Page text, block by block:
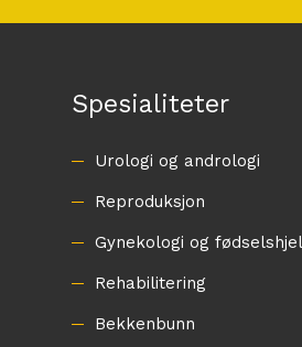
Spesialiteter
Urologi og andrologi
Reproduksjon
Gynekologi og
Rehabilitering
Bekkenbunn